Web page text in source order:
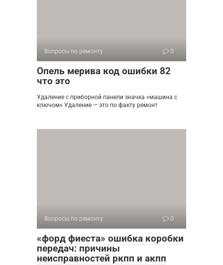
Вопросы по ремонту 0
Опель мерива код ошибки 82
что это
Удаление с приборной панели значка «машина с
ключом» Удаление — это по факту ремонт
Вопросы по ремонту 0
«форд фиеста» ошибка коробки
передач: причины
неисправностей ркпп и акпп